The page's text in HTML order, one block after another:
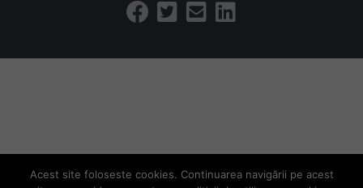
Acest site foloseste cookies. Continuarea navigării pe acest